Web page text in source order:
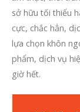
sở hữu tối thiểu
cực, chắc hẳn,
lựa chọn khôn
phẩm, dịch vụ
giờ hết.